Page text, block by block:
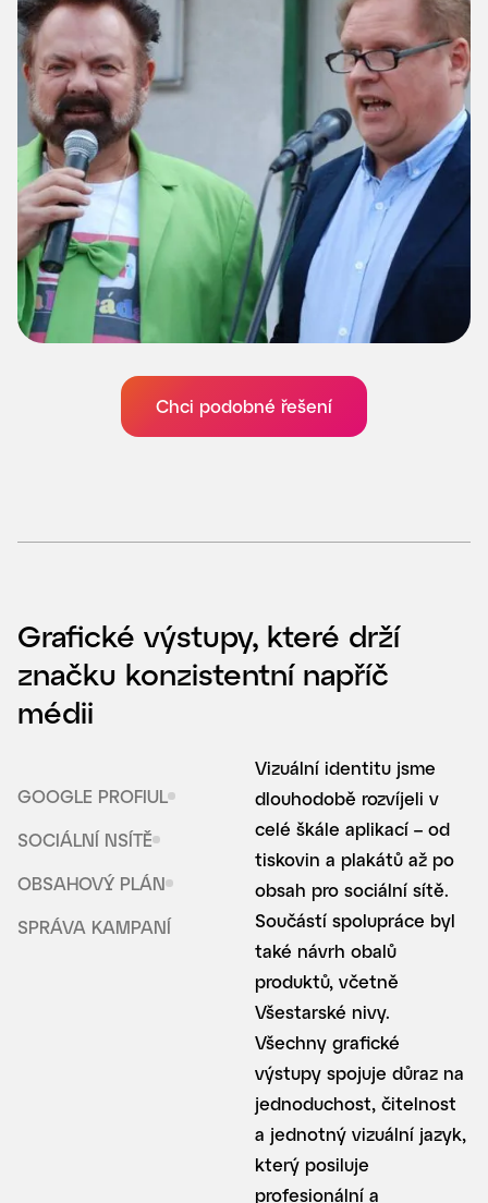
Chci podobné řešení
Grafické výstupy, které drží
značku konzistentní napříč
médii
GOOGLE PROFIUL
SOCIÁLNÍ NSÍTĚ
OBSAHOVÝ PLÁN
SPRÁVA KAMPANÍ
Vizuální identitu jsme
dlouhodobě rozvíjeli v
celé škále aplikací – od
tiskovin a plakátů až po
obsah pro sociální sítě.
Součástí spolupráce byl
také návrh obalů
produktů, včetně
Všestarské nivy.
Všechny grafické
výstupy spojuje důraz na
jednoduchost, čitelnost
a jednotný vizuální jazyk,
který posiluje
profesionální a